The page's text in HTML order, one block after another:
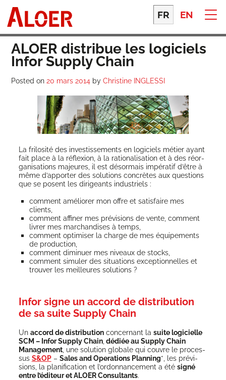
content
FR EN
ALOER distribue les logiciels
Infor Supply Chain
Posted on 20 mars 2014by Christine INGLESSI
La fri­lo­si­té des inves­tis­se­ments en logi­ciels métier ayant
fait place à la réflexion, à la ratio­na­li­sa­tion et à des réor­
ga­ni­sa­tions majeures, il est désor­mais impé­ra­tif d’être à
même d’ap­por­ter des solu­tions concrètes aux ques­tions
que se posent les diri­geants industriels :
com­ment amé­lio­rer mon offre et satis­faire mes
clients,
com­ment affi­ner mes pré­vi­sions de vente, com­ment
livrer mes mar­chan­dises à temps,
com­ment opti­mi­ser la charge de mes équi­pe­ments
de production,
com­ment dimi­nuer mes niveaux de stocks,
com­ment simu­ler des situa­tions excep­tion­nelles et
trou­ver les meilleures solutions ?
Infor signe un accord de distribution
de sa suite Supply Chain
Un accord de dis­tri­bu­tionconcer­nant la suite logi­cielle
SCM – Infor Sup­ply Chain, dédiée au Sup­ply Chain
Mana­ge­ment, une solu­tion glo­bale qui couvre le pro­ces­
sus S&OP– Sales and Ope­ra­tions Plan­ning*, les pré­vi­
sions, la pla­ni­fi­ca­tion et l’or­don­nan­ce­ment a été signé
entre l’é­di­teur et ALOER Consul­tants.